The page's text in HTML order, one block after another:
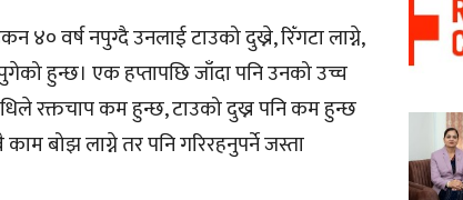
वर्ष नपुग्दै उनलाई टाउको दुख्ने, रिँगटा लाग्ने,
हुन्छ। एक हप्तापछि जाँदा पनि उनको उच्च
रक्तचाप कम हुन्छ, टाउको दुख्न पनि कम हुन्छ
बोझ लाग्ने तर पनि गरिरहनुपर्ने जस्ता